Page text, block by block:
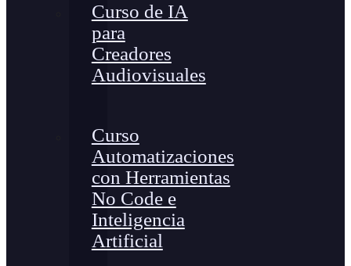
Curso de IA
para
Creadores
Audiovisuales
Curso
Automatizaciones
con Herramientas
No Code e
Inteligencia
Artificial